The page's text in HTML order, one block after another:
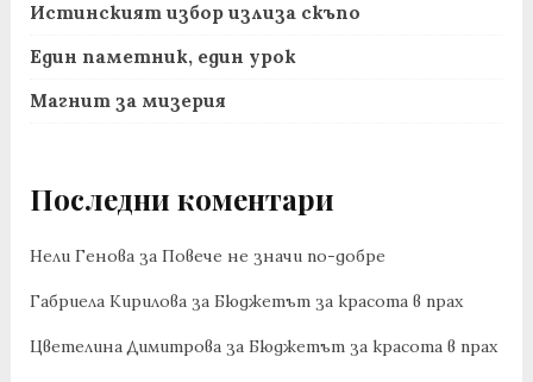
Истинският избор излиза скъпо
Един паметник, един урок
Магнит за мизерия
Последни коментари
Нели Генова за Повече не значи по-добре
Габриела Кирилова за Бюджетът за красота в прах
Цветелина Димитрова за Бюджетът за красота в прах